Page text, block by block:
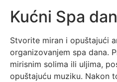
Kućni Spa dan
Stvorite miran i opuštajući
organizovanjem spa dana.
mirisnim solima ili uljima,
opuštajuću muziku. Nakon